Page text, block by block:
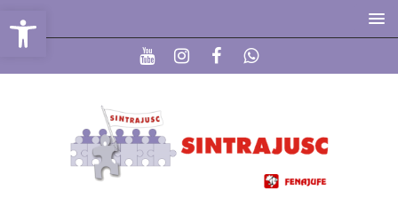
Abrir a barra de ferramentas